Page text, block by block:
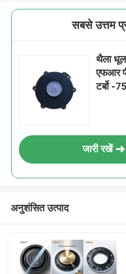
सबसे उत्तम
थैला
एफआर
टर्बो -
जारी रखें
अनुशंसित उत्पाद